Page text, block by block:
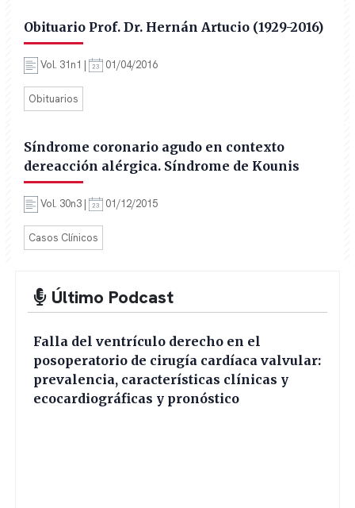
Obituario Prof. Dr. Hernán Artucio (1929-2016)
Vol. 31n1 | 01/04/2016
Obituarios
Síndrome coronario agudo en contexto
dereacción alérgica. Síndrome de Kounis
Vol. 30n3 | 01/12/2015
Casos Clínicos
Último Podcast
Falla del ventrículo derecho en el
posoperatorio de cirugía cardíaca valvular:
prevalencia, características clínicas y
ecocardiográficas y pronóstico